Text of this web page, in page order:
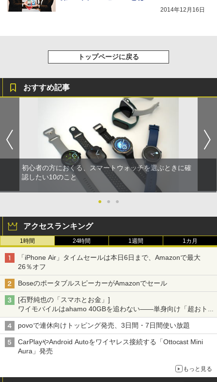
2014年12月16日
トップページに戻る
おすすめ記事
初心者の方におくる、スマートウォッチを選ぶときに確
認したい10のこと
● ● ●
アクセスランキング
1時間 24時間 1週間 1カ月
「iPhone Air」タイムセールは本日6日まで、Amazonで最大
26％オフ
BoseのポータブルスピーカーがAmazonでセール
[石野純也の「スマホとお金」]
ワイモバイルはahamo 40GBを追わない――単身向け「超おトク
割」の安さと1年限定の注意点
povoで連休向けトッピング発売、3日間・7日間使い放題
CarPlayやAndroid Autoをワイヤレス接続する「Ottocast Mini
Aura」発売
もっと見る